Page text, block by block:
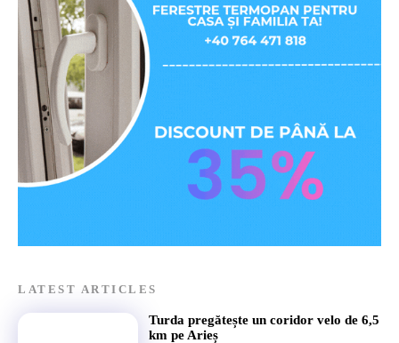
LATEST ARTICLES
Turda pregătește un coridor velo de 6,5
km pe Arieș